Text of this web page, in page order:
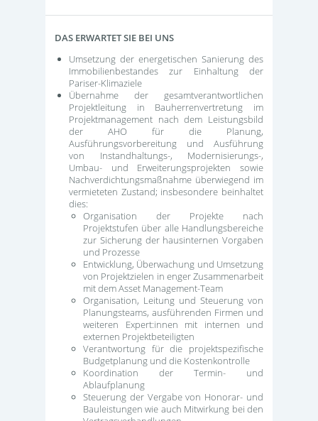
DAS ERWARTET SIE BEI UNS
Umsetzung der energetischen Sanierung des
Immobilienbestandes zur Einhaltung der
Pariser-Klimaziele
Übernahme der gesamtverantwortlichen
Projektleitung in Bauherrenvertretung im
Projektmanagement nach dem Leistungsbild
der AHO für die Planung,
Ausführungsvorbereitung und Ausführung
von Instandhaltungs-, Modernisierungs-,
Umbau- und Erweiterungsprojekten sowie
Nachverdichtungsmaßnahme überwiegend im
vermieteten Zustand; insbesondere beinhaltet
dies:
Organisation der Projekte nach
Projektstufen über alle Handlungsbereiche
zur Sicherung der hausinternen Vorgaben
und Prozesse
Entwicklung, Überwachung und Umsetzung
von Projektzielen in enger Zusammenarbeit
mit dem Asset Management-Team
Organisation, Leitung und Steuerung von
Planungsteams, ausführenden Firmen und
weiteren Expert:innen mit internen und
externen Projektbeteiligten
Verantwortung für die projektspezifische
Budgetplanung und die Kostenkontrolle
Koordination der Termin- und
Ablaufplanung
Steuerung der Vergabe von Honorar- und
Bauleistungen wie auch Mitwirkung bei den